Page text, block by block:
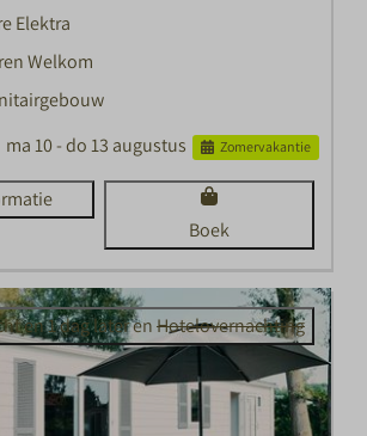
Elektra
Welkom
ma 10 - do 13 augustus
Zomervakantie
Boek
en 1 dag later enHotelovernachting